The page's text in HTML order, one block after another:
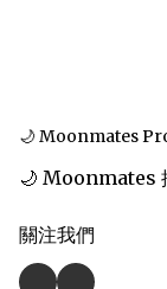
🌙 Moonmates
🌙 Moonmates
關注我們